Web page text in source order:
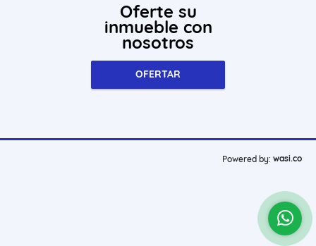
Oferte su
inmueble con
nosotros
OFERTAR
Powered by: wasi.co